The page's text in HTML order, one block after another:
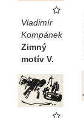
Vladimír
Kompánek
Zimný
motív V.